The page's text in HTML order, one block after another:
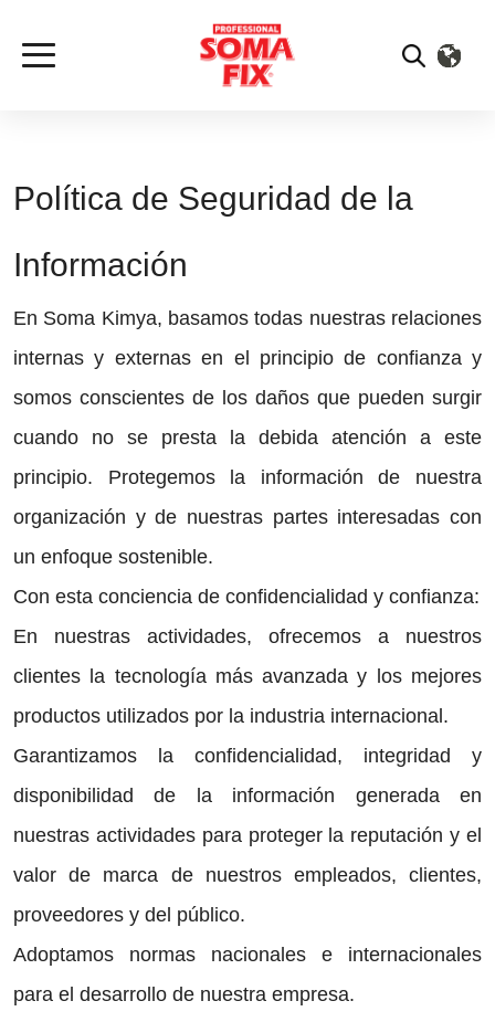
Política de Seguridad de la
Información
En Soma Kimya, basamos todas nuestras relaciones
internas y externas en el principio de confianza y
somos conscientes de los daños que pueden surgir
cuando no se presta la debida atención a este
principio. Protegemos la información de nuestra
organización y de nuestras partes interesadas con
un enfoque sostenible.
Con esta conciencia de confidencialidad y confianza:
En nuestras actividades, ofrecemos a nuestros
clientes la tecnología más avanzada y los mejores
productos utilizados por la industria internacional.
Garantizamos la confidencialidad, integridad y
disponibilidad de la información generada en
nuestras actividades para proteger la reputación y el
valor de marca de nuestros empleados, clientes,
proveedores y del público.
Adoptamos normas nacionales e internacionales
para el desarrollo de nuestra empresa.